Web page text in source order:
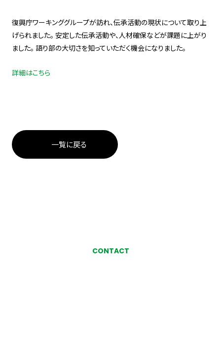
復興庁ワーキンググループが訪れ、伝承活動の現状について取り上
げられました。 安定した伝承活動や、人材確保などが課題に上がり
ました。 語り部の大切さを知っていただく機会になりました。
詳細はこちら
一覧に戻る
CONTACT